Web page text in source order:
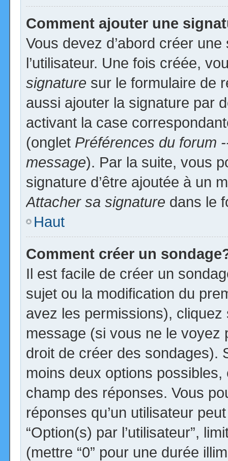
Comment ajouter une
Vous devez d’abord créer
l’utilisateur. Une fois créée,
signature sur le formulaire de
aussi ajouter la signature par
activant la case
(onglet Préférences du forum
message). Par la suite, vous
signature d’être ajoutée à un
Attacher sa signature dans le
Haut
Comment créer un
Il est facile de créer un
sujet ou la modification du
avez les permissions), cliquez
message (si vous ne le voyez
droit de créer des sondages).
moins deux options
champ des réponses. Vous
réponses qu’un utilisateur
“Option(s) par l’utilisateur”,
(mettre “0” pour une durée